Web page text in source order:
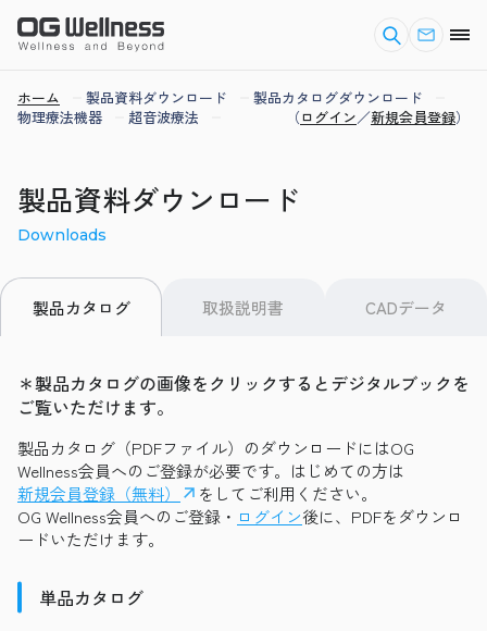
ホーム 製品資料ダウンロード
製品カタログダウンロード
物理療法機器
超音波療法 （ログイン／新規会員登録）
製品資料ダウンロード
Downloads
製品カタログ 取扱説明書 CADデータ
＊製品カタログの画像をクリックするとデジタルブックを
ご覧いただけます。
製品カタログ（PDFファイル）のダウンロードにはOG
Wellness会員へのご登録が必要です。はじめての方は
新規会員登録（無料）
をしてご利用ください。
OG Wellness会員へのご登録・ ログイン後に、PDFをダウンロ
ードいただけます。
単品カタログ